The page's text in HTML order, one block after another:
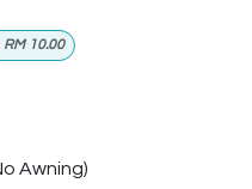
RM 10.00
Awning)